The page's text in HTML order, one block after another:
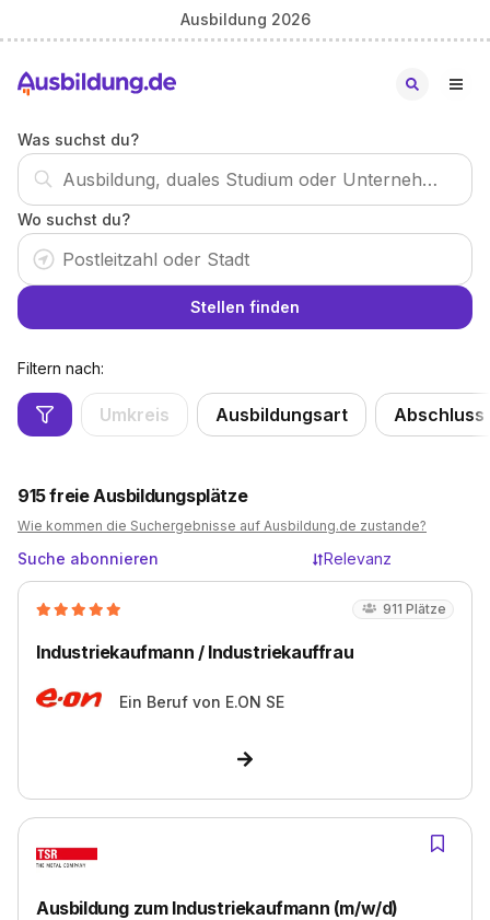
Ausbildung 2026
Was suchst du?
Wo suchst du?
Stellen finden
Filtern nach:
Umkreis Ausbildungsart Abschluss
915freie Ausbildungsplätze
Wie kommen die Suchergebnisse auf Ausbildung.de zustande?
Suche abonnieren Relevanz
911 Plätze
Industriekaufmann / Industriekauffrau
Ein Beruf von E.ON SE
Ausbildung zum Industriekaufmann (m/w/d)